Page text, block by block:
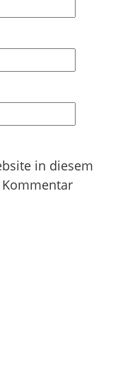
in diesem